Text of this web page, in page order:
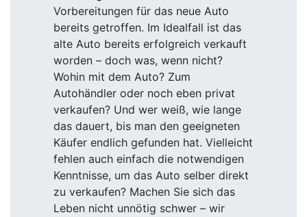
Vorbereitungen für das neue Auto
bereits getroffen. Im Idealfall ist das
alte Auto bereits erfolgreich verkauft
worden – doch was, wenn nicht?
Wohin mit dem Auto? Zum
Autohändler oder noch eben privat
verkaufen? Und wer weiß, wie lange
das dauert, bis man den geeigneten
Käufer endlich gefunden hat. Vielleicht
fehlen auch einfach die notwendigen
Kenntnisse, um das Auto selber direkt
zu verkaufen? Machen Sie sich das
Leben nicht unnötig schwer – wir